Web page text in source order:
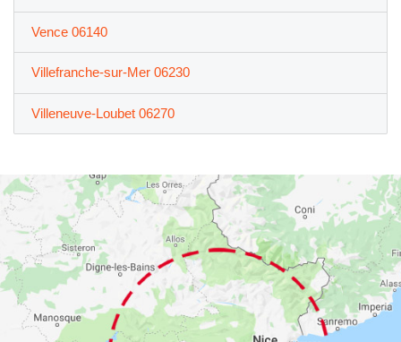
Vence 06140
Villefranche-sur-Mer 06230
Villeneuve-Loubet 06270